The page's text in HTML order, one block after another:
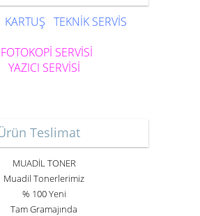
KARTUŞ TEKNİK SERVİS
FOTOKOPİ SERVİSİ
YAZICI SERVİSİ
Teslimat
MUADİL TONER
Muadil Tonerlerimiz
% 100 Yeni
Tam Gramajında